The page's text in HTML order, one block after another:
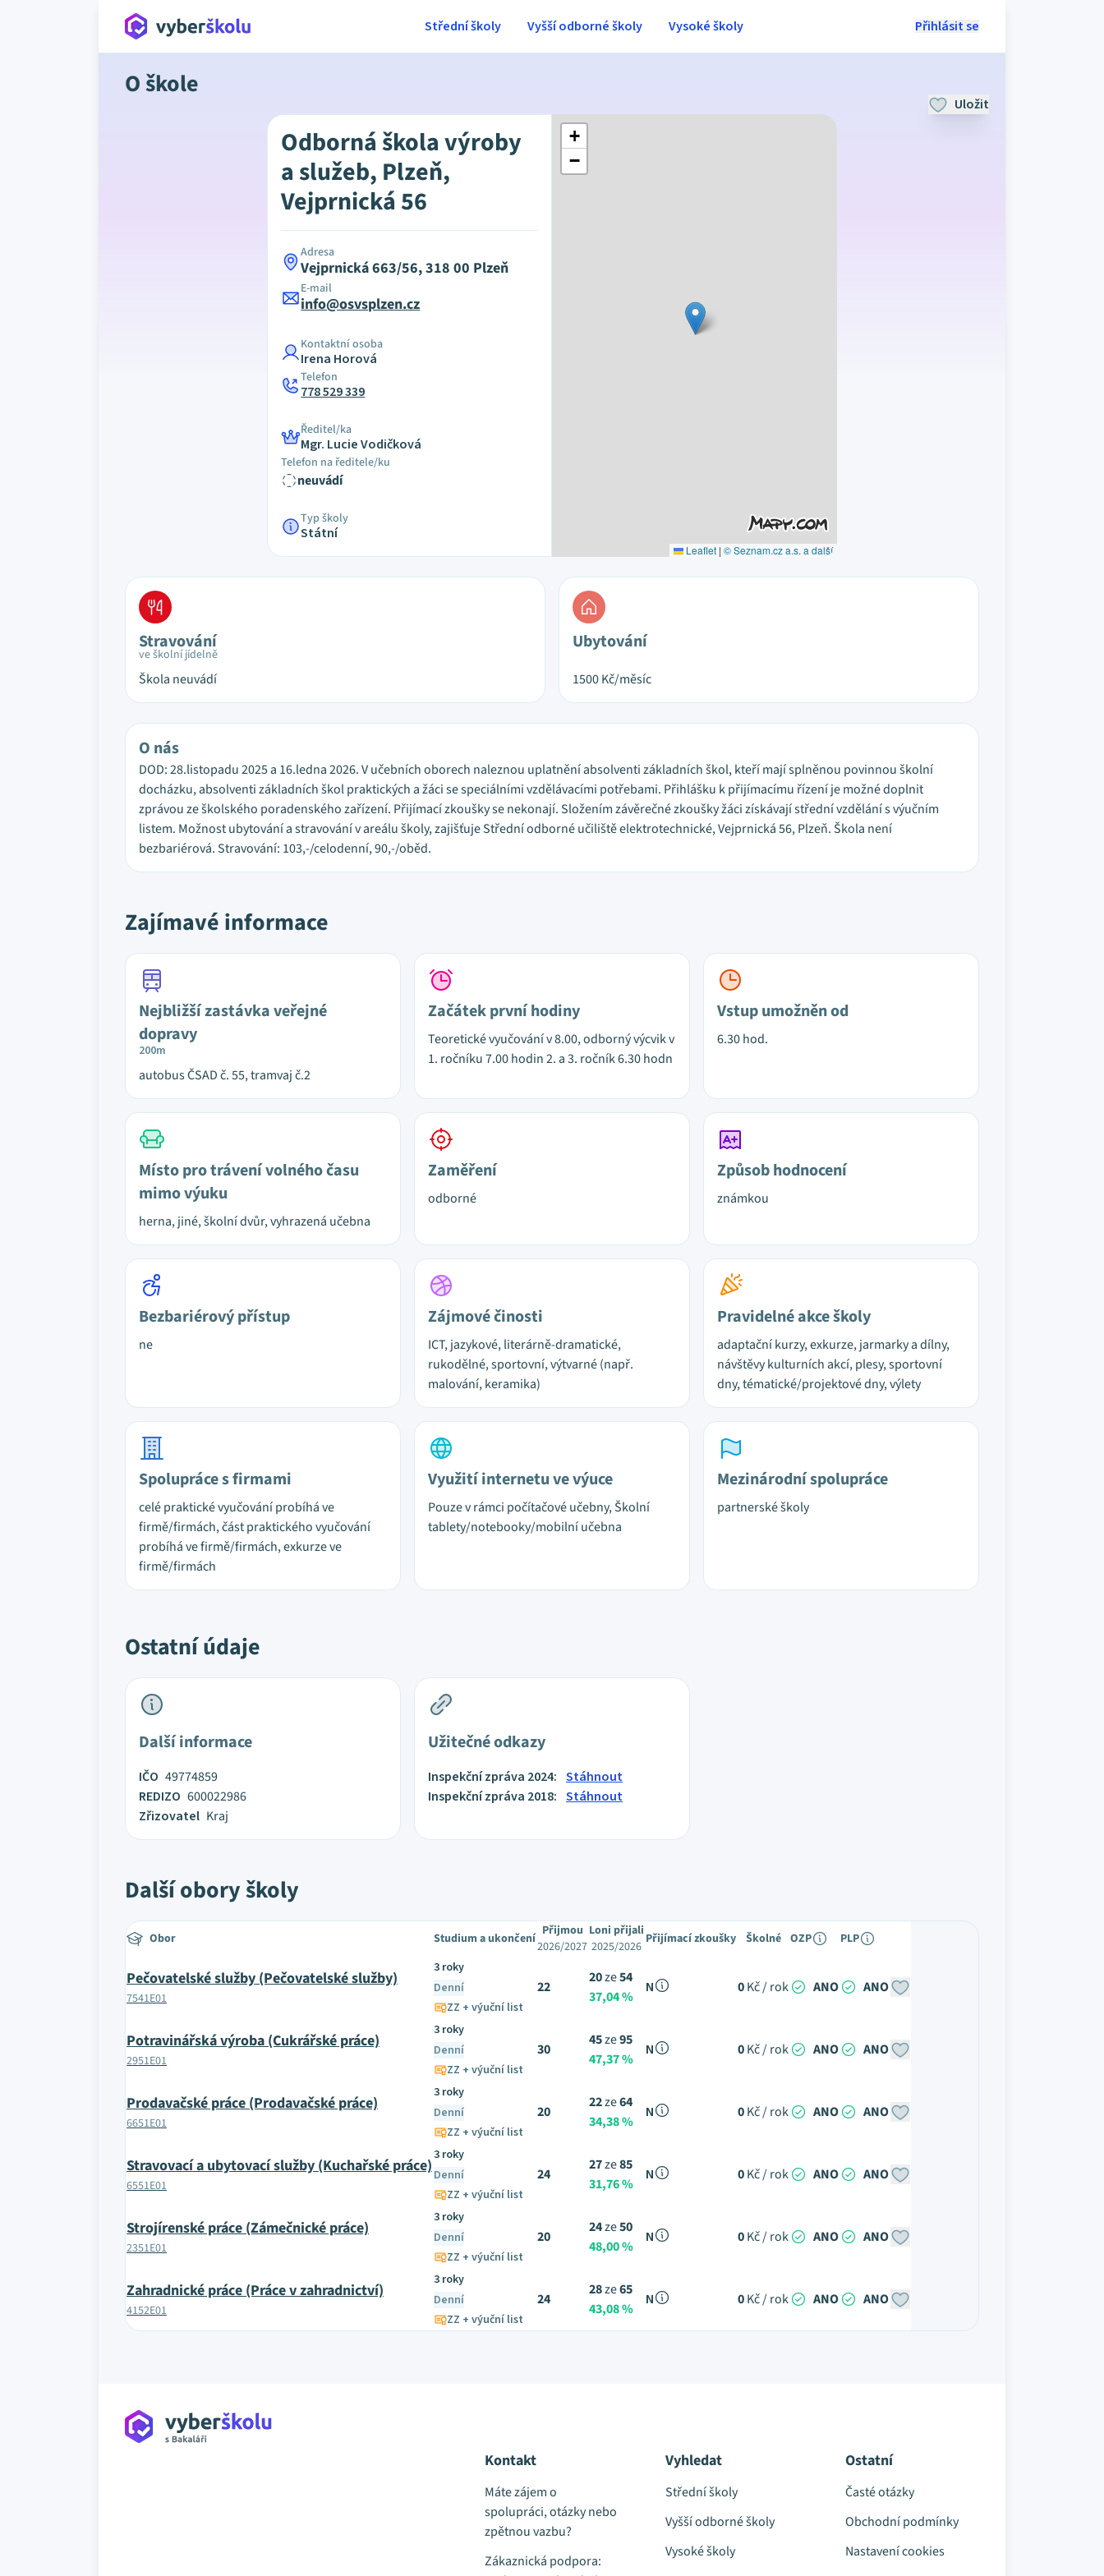
Přihlásit se
Střední školy Vyšší odborné školy Vysoké školy
O škole
Uložit
Odborná škola výroby
a služeb, Plzeň,
Vejprnická 56
Adresa
Vejprnická 663/56, 318 00 Plzeň
E-mail
info@osvsplzen.cz
Kontaktní osoba
Irena Horová
Telefon
778 529 339
Ředitel/ka
Mgr. Lucie Vodičková
Telefon na ředitele/ku
neuvádí
Typ školy
Státní
+
−
Leaflet | © Seznam.cz a.s. a další
Stravování
ve školní jídelně
Škola neuvádí
Ubytování
1500Kč/měsíc
O nás
DOD: 28.listopadu 2025 a 16.ledna 2026. V učebních oborech naleznou uplatnění absolventi základních škol, kteří mají splněnou povinnou školní
docházku, absolventi základních škol praktických a žáci se speciálními vzdělávacími potřebami. Přihlášku k přijímacímu řízení je možné doplnit
zprávou ze školského poradenského zařízení. Přijímací zkoušky se nekonají. Složením závěrečné zkoušky žáci získávají střední vzdělání s výučním
listem. Možnost ubytování a stravování v areálu školy, zajišťuje Střední odborné učiliště elektrotechnické, Vejprnická 56, Plzeň. Škola není
bezbariérová. Stravování: 103,-/celodenní, 90,-/oběd.
Zajímavé informace
Nejbližší zastávka veřejné
dopravy
200m
autobus ČSAD č. 55, tramvaj č.2
Začátek první hodiny
Teoretické vyučování v 8.00, odborný výcvik v
1. ročníku 7.00 hodin 2. a 3. ročník 6.30 hodn
Vstup umožněn od
6.30 hod.
Místo pro trávení volného času
mimo výuku
herna, jiné, školní dvůr, vyhrazená učebna
Zaměření
odborné
Způsob hodnocení
známkou
Bezbariérový přístup
ne
Zájmové činosti
ICT, jazykové, literárně-dramatické,
rukodělné, sportovní, výtvarné (např.
malování, keramika)
Pravidelné akce školy
adaptační kurzy, exkurze, jarmarky a dílny,
návštěvy kulturních akcí, plesy, sportovní
dny, tématické/projektové dny, výlety
Spolupráce s firmami
celé praktické vyučování probíhá ve
firmě/firmách, část praktického vyučování
probíhá ve firmě/firmách, exkurze ve
firmě/firmách
Využití internetu ve výuce
Pouze v rámci počítačové učebny, Školní
tablety/notebooky/mobilní učebna
Mezinárodní spolupráce
partnerské školy
Ostatní údaje
Další informace
IČO 49774859
REDIZO 600022986
Zřizovatel Kraj
Užitečné odkazy
Inspekční zpráva 2024: Stáhnout
Inspekční zpráva 2018: Stáhnout
Další obory školy
Obor Studium a ukončení Přijmou
2026/2027
Loni přijali
2025/2026 Přijímací zkoušky Školné OZP PLP
Pečovatelské služby (Pečovatelské služby)
7541E01
3 roky
Denní
ZZ + výuční list
22
20ze54
37,04 %
N 0Kč / rok ANO ANO
Potravinářská výroba (Cukrářské práce)
2951E01
3 roky
Denní
ZZ + výuční list
30
45ze95
47,37 %
N 0Kč / rok ANO ANO
Prodavačské práce (Prodavačské práce)
6651E01
3 roky
Denní
ZZ + výuční list
20
22ze64
34,38 %
N 0Kč / rok ANO ANO
Stravovací a ubytovací služby (Kuchařské práce)
6551E01
3 roky
Denní
ZZ + výuční list
24
27ze85
31,76 %
N 0Kč / rok ANO ANO
Strojírenské práce (Zámečnické práce)
2351E01
3 roky
Denní
ZZ + výuční list
20
24ze50
48,00 %
N 0Kč / rok ANO ANO
Zahradnické práce (Práce v zahradnictví)
4152E01
3 roky
Denní
ZZ + výuční list
24
28ze65
43,08 %
N 0Kč / rok ANO ANO
Kontakt
Máte zájem o
spolupráci, otázky nebo
zpětnou vazbu?
Zákaznická podpora:
Vyhledat
Střední školy
Vyšší odborné školy
Vysoké školy
Ostatní
Časté otázky
Obchodní podmínky
Nastavení cookies